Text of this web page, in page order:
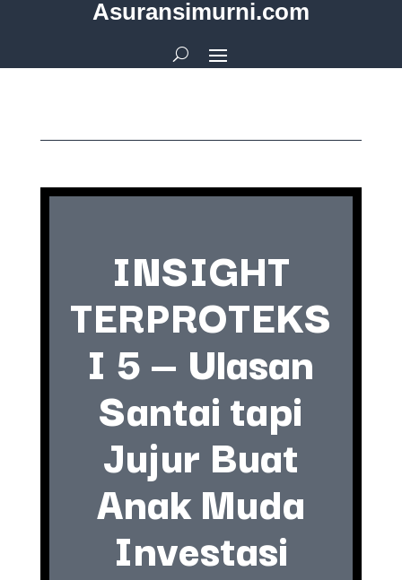
Asuransimurni.com
INSIGHT
TERPROTEKS
I 5 — Ulasan
Santai tapi
Jujur Buat
Anak Muda
Investasi